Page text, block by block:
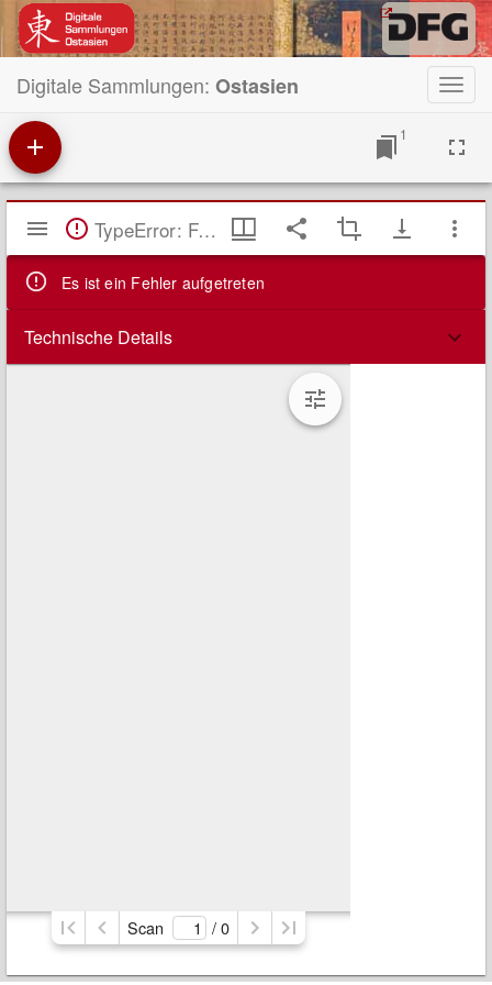
Digitale Sammlungen: Ostasien
1
Mirador
Viewer TypeError: Failed to fetch
Es ist ein Fehler aufgetreten
Technische Details
Scan / 0